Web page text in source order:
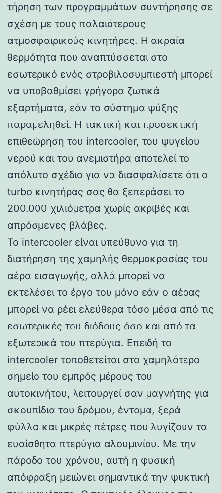
τήρηση των προγραμμάτων συντήρησης σε
σχέση με τους παλαιότερους
ατμοσφαιρικούς κινητήρες. Η ακραία
θερμότητα που αναπτύσσεται στο
εσωτερικό ενός στροβιλοσυμπιεστή μπορεί
να υποβαθμίσει γρήγορα ζωτικά
εξαρτήματα, εάν το σύστημα ψύξης
παραμεληθεί. Η τακτική και προσεκτική
επιθεώρηση του intercooler, του ψυγείου
νερού και του ανεμιστήρα αποτελεί το
απόλυτο σχέδιο για να διασφαλίσετε ότι ο
turbo κινητήρας σας θα ξεπεράσει τα
200.000 χιλιόμετρα χωρίς ακριβές και
απρόσμενες βλάβες.
Το intercooler είναι υπεύθυνο για τη
διατήρηση της χαμηλής θερμοκρασίας του
αέρα εισαγωγής, αλλά μπορεί να
εκτελέσει το έργο του μόνο εάν ο αέρας
μπορεί να ρέει ελεύθερα τόσο μέσα από τις
εσωτερικές του διόδους όσο και από τα
εξωτερικά του πτερύγια. Επειδή το
intercooler τοποθετείται στο χαμηλότερο
σημείο του εμπρός μέρους του
αυτοκινήτου, λειτουργεί σαν μαγνήτης για
σκουπίδια του δρόμου, έντομα, ξερά
φύλλα και μικρές πέτρες που λυγίζουν τα
ευαίσθητα πτερύγια αλουμινίου. Με την
πάροδο του χρόνου, αυτή η φυσική
απόφραξη μειώνει σημαντικά την ψυκτική